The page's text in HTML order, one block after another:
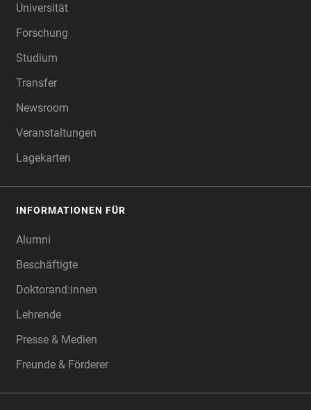
Universität
Forschung
Studium
Transfer
Newsroom
Veranstaltungen
Lagekarten
INFORMATIONEN FÜR
Alumni
Beschäftigte
Doktorand:innen
Lehrende
Presse & Medien
Freunde & Förderer